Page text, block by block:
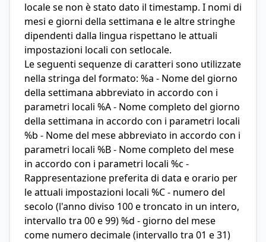
locale se non è stato dato il timestamp. I nomi di
mesi e giorni della settimana e le altre stringhe
dipendenti dalla lingua rispettano le attuali
impostazioni locali con setlocale.
Le seguenti sequenze di caratteri sono utilizzate
nella stringa del formato: %a - Nome del giorno
della settimana abbreviato in accordo con i
parametri locali %A - Nome completo del giorno
della settimana in accordo con i parametri locali
%b - Nome del mese abbreviato in accordo con i
parametri locali %B - Nome completo del mese
in accordo con i parametri locali %c -
Rappresentazione preferita di data e orario per
le attuali impostazioni locali %C - numero del
secolo (l'anno diviso 100 e troncato in un intero,
intervallo tra 00 e 99) %d - giorno del mese
come numero decimale (intervallo tra 01 e 31)